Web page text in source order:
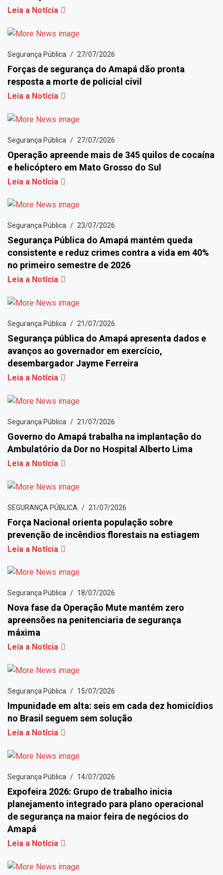
Leia a Notícia
Segurança Pública 27/07/2026
Forças de segurança do Amapá dão pronta
resposta a morte de policial civil
Leia a Notícia
Segurança Pública 27/07/2026
Operação apreende mais de 345 quilos de cocaína
e helicóptero em Mato Grosso do Sul
Leia a Notícia
Segurança Pública 23/07/2026
Segurança Pública do Amapá mantém queda
consistente e reduz crimes contra a vida em 40%
no primeiro semestre de 2026
Leia a Notícia
Segurança Pública 21/07/2026
Segurança pública do Amapá apresenta dados e
avanços ao governador em exercício,
desembargador Jayme Ferreira
Leia a Notícia
Segurança Pública 21/07/2026
Governo do Amapá trabalha na implantação do
Ambulatório da Dor no Hospital Alberto Lima
Leia a Notícia
SEGURANÇA PÚBLICA 21/07/2026
Força Nacional orienta população sobre
prevenção de incêndios florestais na estiagem
Leia a Notícia
Segurança Pública 18/07/2026
Nova fase da Operação Mute mantém zero
apreensões na penitenciaria de segurança
máxima
Leia a Notícia
Segurança Pública 15/07/2026
Impunidade em alta: seis em cada dez homicídios
no Brasil seguem sem solução
Leia a Notícia
Segurança Pública 14/07/2026
Expofeira 2026: Grupo de trabalho inicia
planejamento integrado para plano operacional
de segurança na maior feira de negócios do
Amapá
Leia a Notícia